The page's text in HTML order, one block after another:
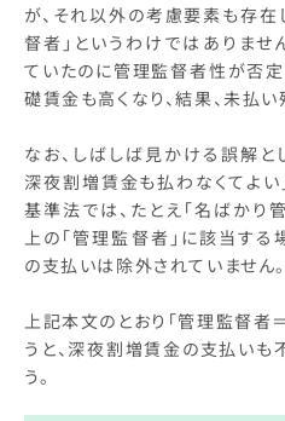
が、それ以外の考慮要素も存在
督者」というわけではありませ
ていたのに管理監督者性が否
礎賃金も高くなり、結果、未払
なお、しばしば見かける誤解と
深夜割増賃金も払わなくてよい
基準法では、たとえ「名ばかり
上の「管理監督者」に該当す
の支払いは除外されていません。
上記本文のとおり「管理監督者
うと、深夜割増賃金の支払いも
う。